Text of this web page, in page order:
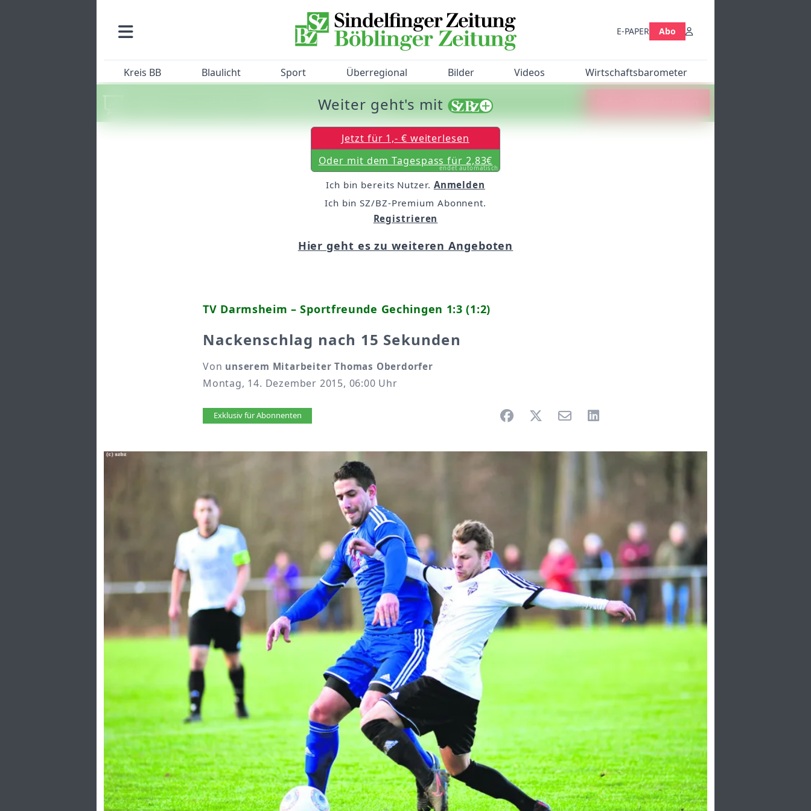
E-PAPER Abo
Kreis BB Blaulicht Sport Überregional Bilder Videos Wirtschaftsbarometer
Machen Sie mit beim SZ/BZ-Bürgerbarometer!
TV Darmsheim – Sportfreunde Gechingen 1:3 (1:2)
Nackenschlag nach 15 Sekunden
Von unserem Mitarbeiter Thomas Oberdorfer
Montag, 14. Dezember 2015, 06:00 Uhr
Artikel vorlesen
Exklusiv für Abonnenten
Weiter geht's mit
Jetzt für 1,- € weiterlesen
Oder mit dem Tagespass für 2,83€
endet automatisch
Ich bin bereits Nutzer. Anmelden
Ich bin SZ/BZ-Premium Abonnent.
Registrieren
Hier geht es zu weiteren Angeboten